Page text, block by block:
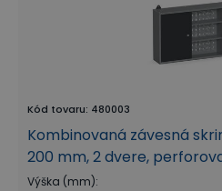
Kód tovaru: 480003
Kombinovaná závesná
200 mm, 2 dvere,
Výška (mm):